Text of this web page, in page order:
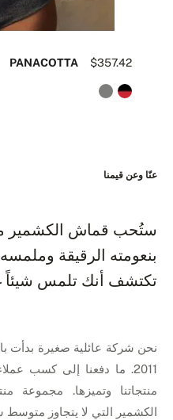
$357.42
PANACOTTA
عنّا وعن قيمنا
ستُحب قماش الكشمير
بنعومته الرقيقة
تكتشف أنك تلمس شيئاً
نحن شركة عائلية صغيرة بدأت
2011. ما دفعنا إلى كسب
منتجاتنا وتميزها. مجموعة
الكشمير التي لا يتجاوز متوسط سماكة